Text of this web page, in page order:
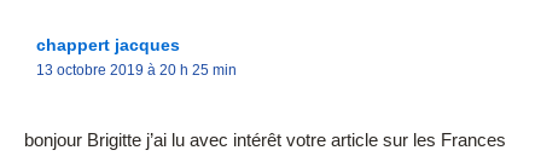
chappert jacques
13 octobre 2019 à 20 h 25 min
bonjour Brigitte j’ai lu avec intérêt votre article sur les Frances